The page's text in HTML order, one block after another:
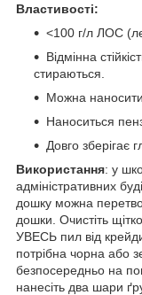
Властивості:
<100 г/л ЛОС
Відмінна
стираються.
Можна наносити
Наноситься
Довго зберігає
Використання: у
адміністративних
дошку можна
дошки. Очистіть
УВЕСЬ пил від
потрібна чорна або
безпосередньо на
нанесіть два шари